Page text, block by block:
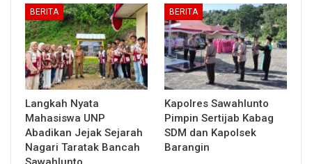
BERITA
Langkah Nyata
Mahasiswa UNP
Abadikan Jejak Sejarah
Nagari Taratak Bancah
BERITA
Kapolres Sawahlunto
Pimpin Sertijab Kabag
SDM dan Kapolsek
Barangin